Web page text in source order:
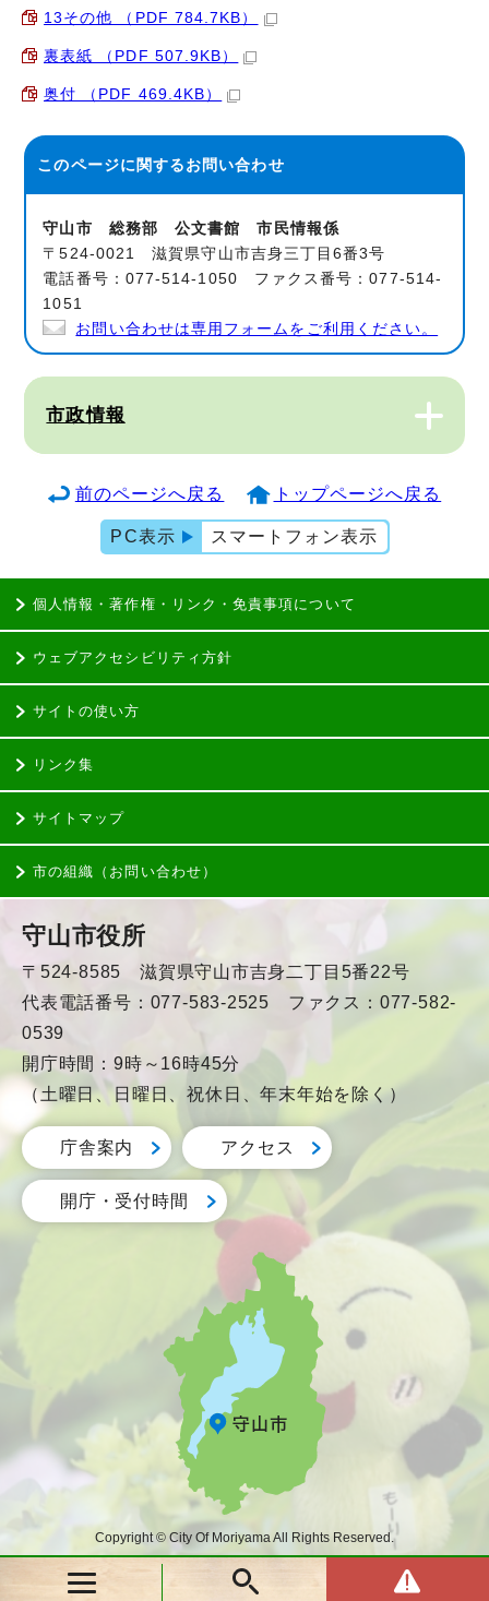
13その他 （PDF 784.7KB）
裏表紙 （PDF 507.9KB）
奥付 （PDF 469.4KB）
このページに関するお問い合わせ
守山市 総務部 公文書館 市民情報係
〒524-0021 滋賀県守山市吉身三丁目6番3号
電話番号：077-514-1050 ファクス番号：077-514-
1051
お問い合わせは専用フォームをご利用ください。
市政情報
前のページへ戻る トップページへ戻る
PC表示 スマートフォン表示
個人情報・著作権・リンク・免責事項について
ウェブアクセシビリティ方針
サイトの使い方
リンク集
サイトマップ
市の組織（お問い合わせ）
守山市役所
〒524-8585 滋賀県守山市吉身二丁目5番22号
代表電話番号：077-583-2525 ファクス：077-582-
0539
開庁時間：9時～16時45分
（土曜日、日曜日、祝休日、年末年始を除く）
庁舎案内 アクセス
開庁・受付時間
Copyright © City Of Moriyama All Rights Reserved.